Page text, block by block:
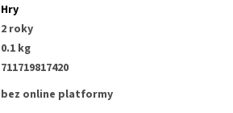
Hry
2 roky
0.1 kg
711719817420
bez online platformy